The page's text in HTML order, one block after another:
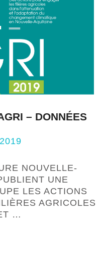
– DONNÉES
NOUVELLE-
UNE
LES ACTIONS
AGRICOLES
…